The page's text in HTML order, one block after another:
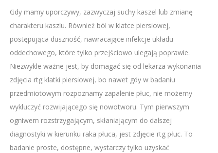
Gdy mamy uporczywy, zazwyczaj suchy kaszel lub zmianę
charakteru kaszlu. Również ból w klatce piersiowej,
postępująca duszność, nawracające infekcje układu
oddechowego, które tylko przejściowo ulegają poprawie.
Niezwykle ważne jest, by domagać się od lekarza wykonania
zdjęcia rtg klatki piersiowej, bo nawet gdy w badaniu
przedmiotowym rozpoznamy zapalenie płuc, nie możemy
wykluczyć rozwijającego się nowotworu. Tym pierwszym
ogniwem rozstrzygającym, skłaniającym do dalszej
diagnostyki w kierunku raka płuca, jest zdjęcie rtg płuc. To
badanie proste, dostępne, wystarczy tylko uzyskać